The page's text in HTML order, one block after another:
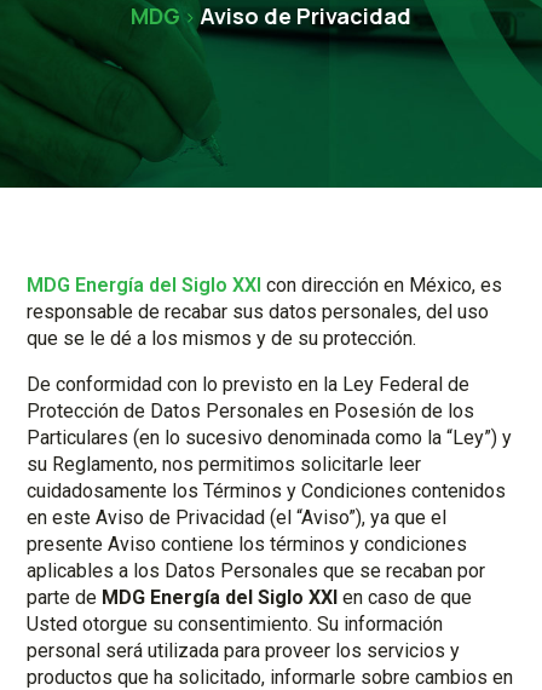
MDG >Aviso de Privacidad
MDG Energía del Siglo XXI con dirección en México, es
responsable de recabar sus datos personales, del uso
que se le dé a los mismos y de su protección.
De conformidad con lo previsto en la Ley Federal de
Protección de Datos Personales en Posesión de los
Particulares (en lo sucesivo denominada como la “Ley”) y
su Reglamento, nos permitimos solicitarle leer
cuidadosamente los Términos y Condiciones contenidos
en este Aviso de Privacidad (el “Aviso”), ya que el
presente Aviso contiene los términos y condiciones
aplicables a los Datos Personales que se recaban por
parte de MDG Energía del Siglo XXI en caso de que
Usted otorgue su consentimiento. Su información
personal será utilizada para proveer los servicios y
productos que ha solicitado, informarle sobre cambios en